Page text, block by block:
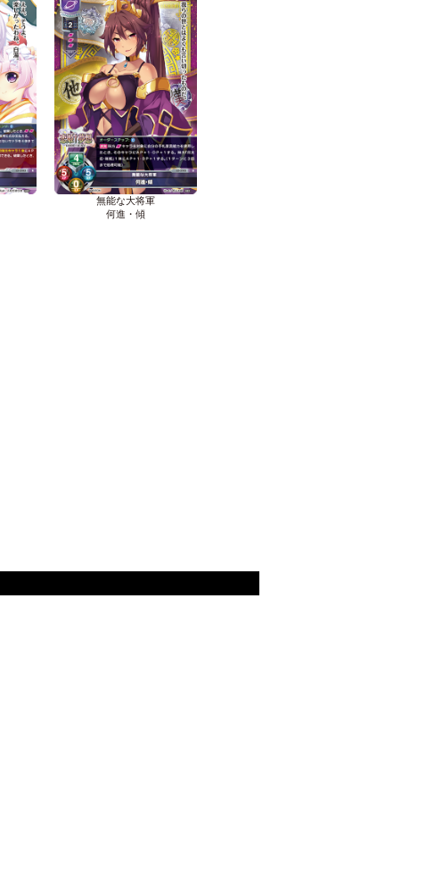
無能な大将軍
何進・傾